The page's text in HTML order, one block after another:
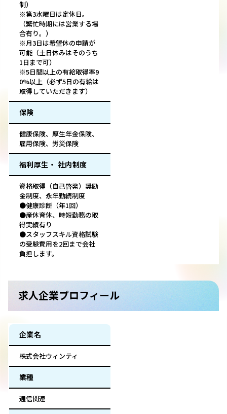
制）
※第3水曜日は定休日。
（繁忙時期には営業する場
合有り。）
※月3日は希望休の申請が
可能（土日休みはそのうち
1日まで可）
※5日間以上の有給取得率9
0%以上（必ず5日の有給は
取得していただきます）
保険
健康保険、厚生年金保険、
雇用保険、労災保険
福利厚生・ 社内制度
資格取得（自己啓発）奨励
金制度、永年勤続制度
●健康診断（年1回）
●産休育休、時短勤務の取
得実績有り
●スタッフスキル資格試験
の受験費用を2回まで会社
負担します。
求人企業プロフィール
企業名
株式会社ウィンティ
業種
通信関連